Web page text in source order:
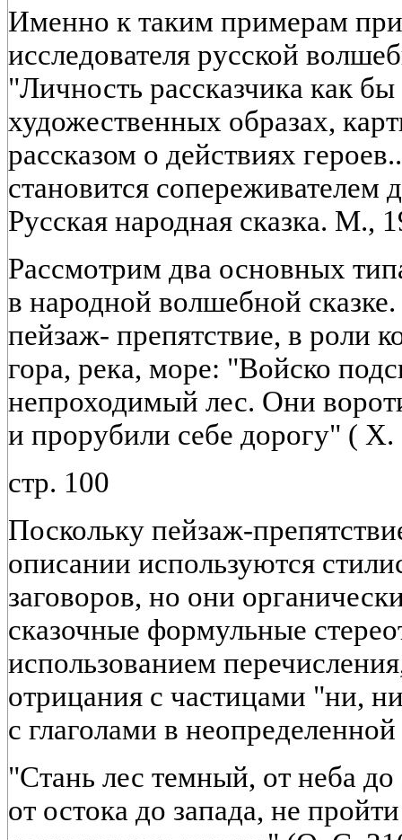
Именно к таким примерам
исследователя русской
"Личность рассказчика как бы
художественных образах,
рассказом о действиях
становится
Русская народная сказка. М.,
Рассмотрим два основных
в народной волшебной
пейзаж- препятствие, в роли
гора, река, море: "Войско
непроходимый лес. Они
и прорубили себе дорогу" (
стр. 100
Поскольку пейзаж-
описании используются
заговоров, но они
сказочные формульные
использованием
отрицания с частицами "ни,
с глаголами в
"Стань лес темный, от неба
от остока до запада, не